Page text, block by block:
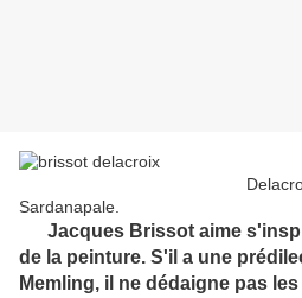
Delacroix : La
Sardanapale.
Jacques Brissot aime
de la peinture. S'il a une
Memling, il ne dédaigne pas